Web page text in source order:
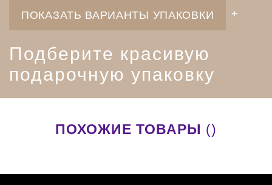
ПОКАЗАТЬ ВАРИАНТЫ УПАКОВКИ
Подберите красивую
подарочную упаковку
ПОХОЖИЕ ТОВАРЫ ()